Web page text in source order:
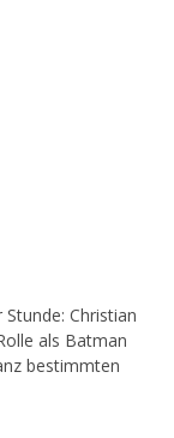
Christian
als Batman
bestimmten